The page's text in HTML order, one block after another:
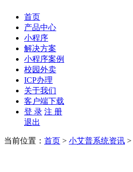
首页
产品中心
小程序
解决方案
小程序案例
校园外卖
ICP办理
关于我们
客户端下载
登 录 注 册
退出
当前位置： 首页 > 小艾普系统资讯 >